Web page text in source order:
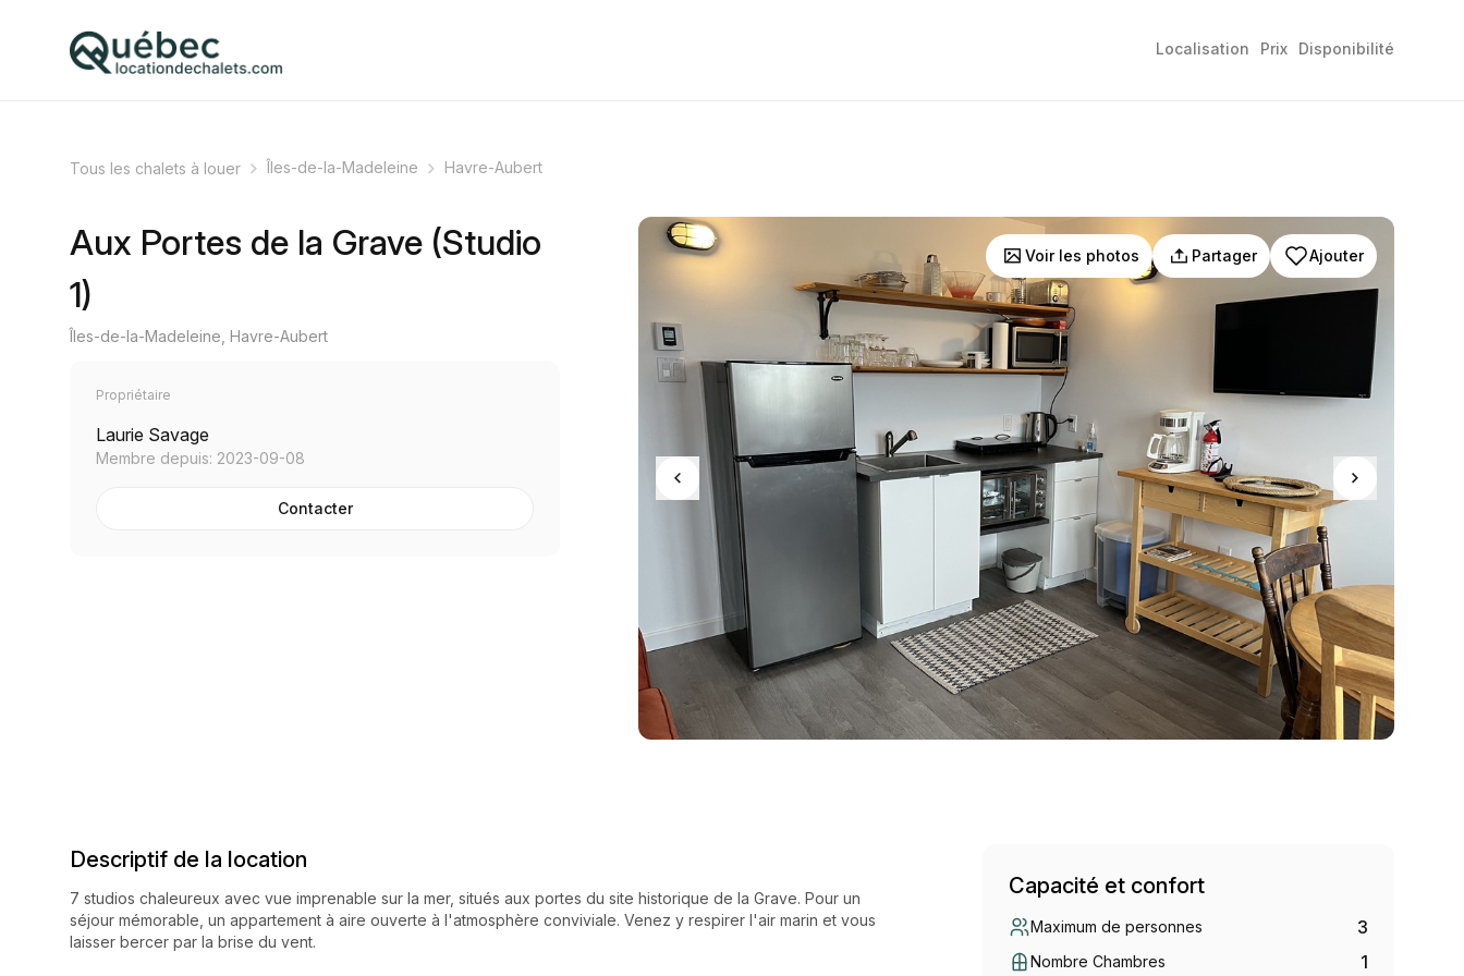
Localisation Prix Disponibilité
Tous les chalets à louer Îles-de-la-Madeleine Havre-Aubert
Aux Portes de la Grave (Studio
1)
Îles-de-la-Madeleine, Havre-Aubert
Propriétaire
Laurie Savage
Membre depuis: 2023-09-08
Contacter
Voir les photos Partager Ajouter
Descriptif de la location
7 studios chaleureux avec vue imprenable sur la mer, situés aux portes du site historique de la Grave. Pour un
séjour mémorable, un appartement à aire ouverte à l'atmosphère conviviale. Venez y respirer l'air marin et vous
laisser bercer par la brise du vent.
Capacité et confort
Maximum de personnes 3
Nombre Chambres 1